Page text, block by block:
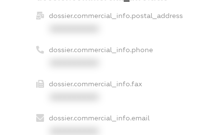
dossier.commercial_info.postal_address
dossier.commercial_info.phone
dossier.commercial_info.fax
dossier.commercial_info.email